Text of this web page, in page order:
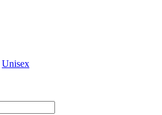
Unisex